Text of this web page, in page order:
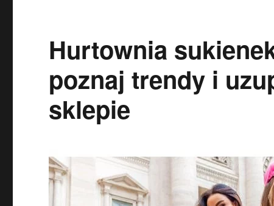
Hurtownia
poznaj trendy i
sklepie